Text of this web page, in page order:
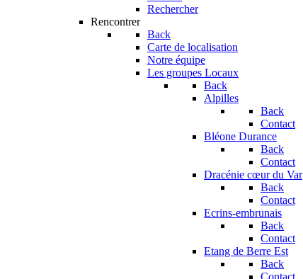
Rechercher
Rencontrer
Back
Carte de localisation
Notre équipe
Les groupes Locaux
Back
Alpilles
Back
Contact
Bléone Durance
Back
Contact
Dracénie cœur du Var
Back
Contact
Ecrins-embrunais
Back
Contact
Etang de Berre Est
Back
Contact